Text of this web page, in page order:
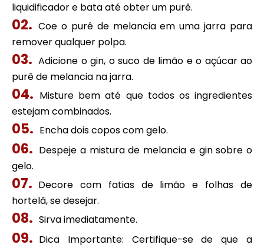
liquidificador e bata até obter um purê.
Coe o purê de melancia em uma jarra para
remover qualquer polpa.
Adicione o gin, o suco de limão e o açúcar ao
purê de melancia na jarra.
Misture bem até que todos os ingredientes
estejam combinados.
Encha dois copos com gelo.
Despeje a mistura de melancia e gin sobre o
gelo.
Decore com fatias de limão e folhas de
hortelã, se desejar.
Sirva imediatamente.
Dica Importante: Certifique-se de que a